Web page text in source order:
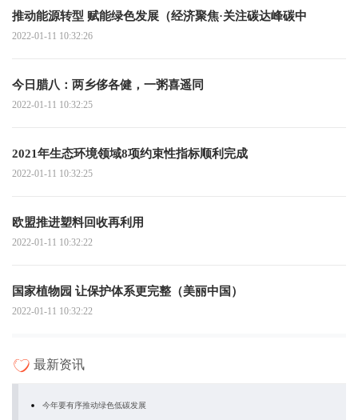
推动能源转型 赋能绿色发展（经济聚焦·关注碳达峰碳中
2022-01-11 10:32:26
今日腊八：两乡侈各健，一粥喜遥同
2022-01-11 10:32:25
2021年生态环境领域8项约束性指标顺利完成
2022-01-11 10:32:25
欧盟推进塑料回收再利用
2022-01-11 10:32:22
国家植物园 让保护体系更完整（美丽中国）
2022-01-11 10:32:22
最新资讯
今年要有序推动绿色低碳发展